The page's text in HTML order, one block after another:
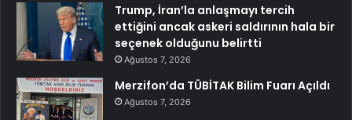
Trump, İran’la anlaşmayı tercih
ettiğini ancak askeri saldırının hala bir
seçenek olduğunu belirtti
Ağustos 7, 2026
Merzifon’da TÜBİTAK Bilim Fuarı Açıldı
Ağustos 7, 2026